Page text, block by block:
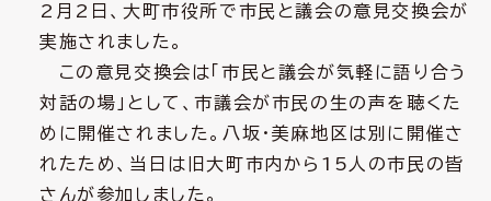
2月2日、大町市役所で市民と議会の意見交換会が
実施されました。
この意見交換会は「市民と議会が気軽に語り合う
対話の場」として、市議会が市民の生の声を聴くた
めに開催されました。八坂・美麻地区は別に開催さ
れたため、当日は旧大町市内から15人の市民の皆
さんが参加しました。